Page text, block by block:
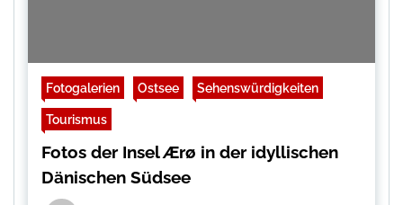
Fotogalerien Ostsee Sehenswürdigkeiten
Tourismus
Fotos der Insel Ærø in der idyllischen
Dänischen Südsee